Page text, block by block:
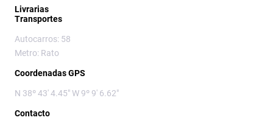
Livrarias
Transportes
Autocarros: 58
Metro: Rato
Coordenadas GPS
N 38º 43' 4.45" W 9º 9' 6.62"
Contacto